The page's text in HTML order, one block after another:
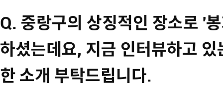
Q. 중랑구의 상징적인 장소로 '
하셨는데요, 지금 인터뷰하고 있
한 소개 부탁드립니다.